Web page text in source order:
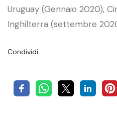
Uruguay (Gennaio 2020),
Inghilterra (settembre
Condividi…